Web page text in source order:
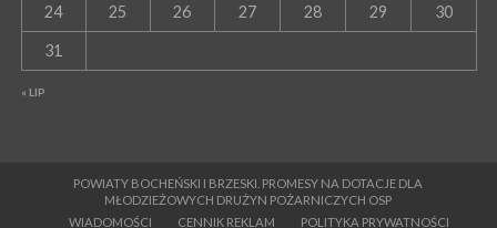
« LIP
24 25 26 27 28 29 30
31
POWIATY BOCHEŃSKI I BRZESKI. PROMESY NA DOTACJE DLA
MŁODZIEŻOWYCH DRUŻYN POŻARNICZYCH OSP
WIADOMOŚCI
CENNIK REKLAM POLITYKA PRYWATNOŚCI